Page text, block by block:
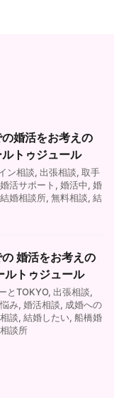
婚活をお考えの
トゥジュール
ン相談, 出張相談, 取手
婚活サポート , 婚活中, 婚
婚相談所, 無料相談, 結
婚活をお考えの
ルトゥジュール
とTOKYO, 出張相談,
み, 婚活相談, 成婚への
談, 結婚したい, 船橋婚
談所